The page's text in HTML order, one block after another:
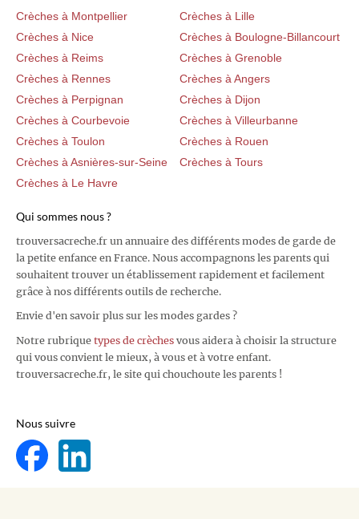
Crèches à Montpellier
Crèches à Lille
Crèches à Nice
Crèches à Boulogne-Billancourt
Crèches à Reims
Crèches à Grenoble
Crèches à Rennes
Crèches à Angers
Crèches à Perpignan
Crèches à Dijon
Crèches à Courbevoie
Crèches à Villeurbanne
Crèches à Toulon
Crèches à Rouen
Crèches à Asnières-sur-Seine
Crèches à Tours
Crèches à Le Havre
Qui sommes nous ?
trouversacreche.fr un annuaire des différents modes de garde de
la petite enfance en France. Nous accompagnons les parents qui
souhaitent trouver un établissement rapidement et facilement
grâce à nos différents outils de recherche.
Envie d'en savoir plus sur les modes gardes ?
Notre rubrique types de crèches vous aidera à choisir la structure
qui vous convient le mieux, à vous et à votre enfant.
trouversacreche.fr, le site qui chouchoute les parents !
Nous suivre